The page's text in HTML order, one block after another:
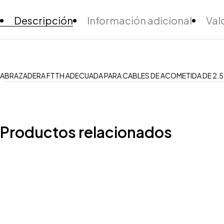
Descripción Información adicional
ABRAZADERA FTTH ADECUADA PARA CABLES DE ACOMETIDA DE 2.5
Productos relacionados